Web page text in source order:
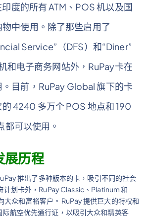
度的所有 ATM、POS 机以及国
中使用。除了那些启用了
Service”（DFS）和“Diner”
和电子商务网站外，RuPay卡在
目前，RuPay Global 旗下的卡
的 4240 多万个 POS 地点和 190
都可以使用。
展历程
推出了多种版本的卡，吸引不同的社会
计划卡外，RuPay Classic、Platinum 和
大众和富裕客户。 RuPay 提供巨大的特权和
航空优先通行证，以吸引大众和精英客